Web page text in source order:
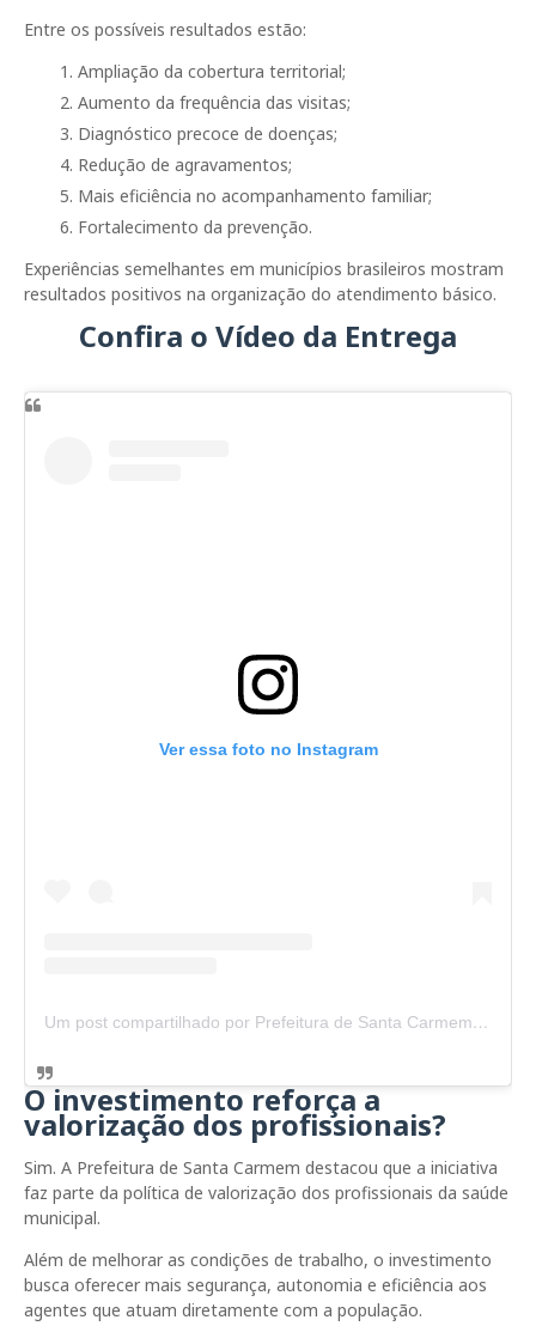
Entre os possíveis resultados estão:
Ampliação da cobertura territorial;
Aumento da frequência das visitas;
Diagnóstico precoce de doenças;
Redução de agravamentos;
Mais eficiência no acompanhamento familiar;
Fortalecimento da prevenção.
Experiências semelhantes em municípios brasileiros mostram
resultados positivos na organização do atendimento básico.
Confira o Vídeo da Entrega
Ver essa foto no Instagram
Um post compartilhado por Prefeitura de Santa Carmem (@prefeituradesantacarmem)
O investimento reforça a
valorização dos profissionais?
Sim. A Prefeitura de Santa Carmem destacou que a iniciativa
faz parte da política de valorização dos profissionais da saúde
municipal.
Além de melhorar as condições de trabalho, o investimento
busca oferecer mais segurança, autonomia e eficiência aos
agentes que atuam diretamente com a população.